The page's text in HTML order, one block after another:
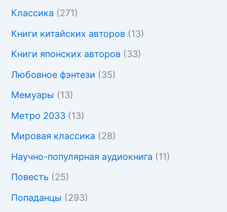
Классика (271)
Книги китайских авторов (13)
Книги японских авторов (33)
Любовное фэнтези (35)
Мемуары (13)
Метро 2033 (13)
Мировая классика (28)
Научно-популярная аудиокнига (11)
Повесть (25)
Попаданцы (293)